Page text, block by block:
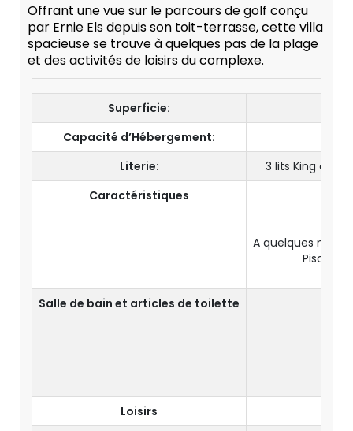
Offrant une vue sur le parcours de golf conçu
par Ernie Els depuis son toit-terrasse, cette villa
spacieuse se trouve à quelques pas de la plage
et des activités de loisirs du complexe.
Superficie:
Capacité d’Hébergement:
Literie:
3 lits King et
Caractéristiques
A quelques
Piscine
Salle de bain et articles de toilette
Loisirs